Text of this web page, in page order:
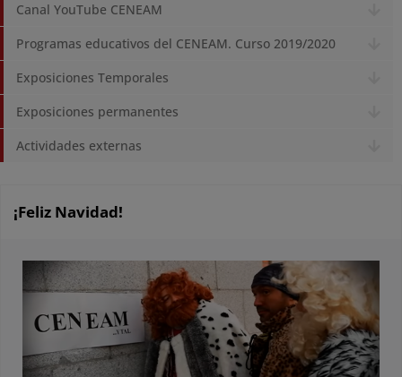
Canal YouTube CENEAM
Programas educativos del CENEAM. Curso 2019/2020
Exposiciones Temporales
Exposiciones permanentes
Actividades externas
¡Feliz Navidad!